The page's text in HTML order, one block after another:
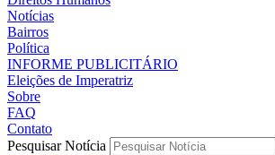
Notícias
Bairros
Política
INFORME PUBLICITÁRIO
Eleições de Imperatriz
Sobre
FAQ
Contato
Pesquisar Notícia